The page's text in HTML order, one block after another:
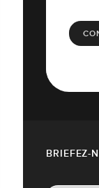
BRIEFEZ-